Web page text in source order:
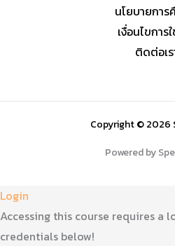
นโยบายการ
เงื่อนไขการ
ติดต่อเร
Copyright © 2026
Powered by
Login
Accessing this course requires a
credentials below!